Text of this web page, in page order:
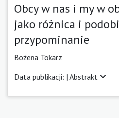
Obcy w nas i my w
jako różnica i
przypominanie
Bożena Tokarz
Data publikacji: | Abstrakt